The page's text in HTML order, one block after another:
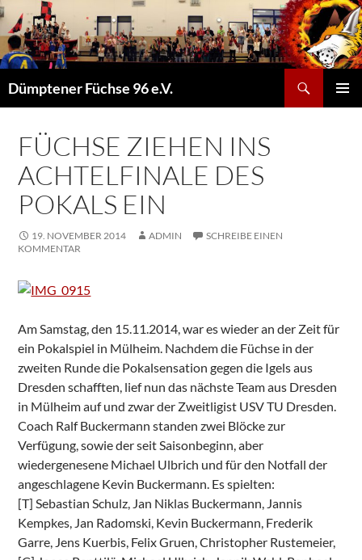
Dümptener Füchse 96 e.V.
SPRINGEN
FÜCHSE ZIEHEN INS
ACHTELFINALE DES
POKALS EIN
19. NOVEMBER 2014 ADMIN
SCHREIBE EINEN
KOMMENTAR
Am Samstag, den 15.11.2014, war es wieder an der Zeit für
ein Pokalspiel in Mülheim. Nachdem die Füchse in der
zweiten Runde die Pokalsensation gegen die Igels aus
Dresden schafften, lief nun das nächste Team aus Dresden
in Mülheim auf und zwar der Zweitligist USV TU Dresden.
Coach Ralf Buckermann standen zwei Blöcke zur
Verfügung, sowie der seit Saisonbeginn, aber
wiedergenesene Michael Ulbrich und für den Notfall der
angeschlagene Kevin Buckermann. Es spielten:
[T] Sebastian Schulz, Jan Niklas Buckermann, Jannis
Kempkes, Jan Radomski, Kevin Buckermann, Frederik
Garre, Jens Kuerbis, Felix Gruen, Christopher Rustemeier,